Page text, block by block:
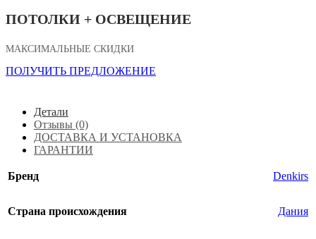
ПОТОЛКИ + ОСВЕЩЕНИЕ
МАКСИМАЛЬНЫЕ СКИДКИ
ПОЛУЧИТЬ ПРЕДЛОЖЕНИЕ
Детали
Отзывы (0)
ДОСТАВКА И УСТАНОВКА
ГАРАНТИИ
Бренд Denkirs
Страна происхождения Дания